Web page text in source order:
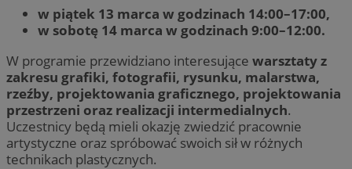
w piątek 13 marca w godzinach 14:00–17:00,
w sobotę 14 marca w godzinach 9:00–12:00.
W programie przewidziano interesujące warsztaty z
zakresu grafiki, fotografii, rysunku, malarstwa,
rzeźby, projektowania graficznego, projektowania
przestrzeni oraz realizacji intermedialnych.
Uczestnicy będą mieli okazję zwiedzić pracownie
artystyczne oraz spróbować swoich sił w różnych
technikach plastycznych.